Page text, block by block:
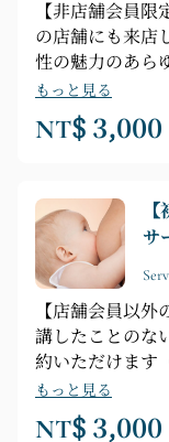
【非店舗会員
の店舗にも来店
性の魅力のあら
りますように🔸
ゼーション ►
イルセラピー：
もっと見る
NT$ 3,000
サ
【店舗会員以
講したことのな
約いただけます
す）。🔸赤ちゃ
つの石ともお別
もっと見る
NT$ 3,000